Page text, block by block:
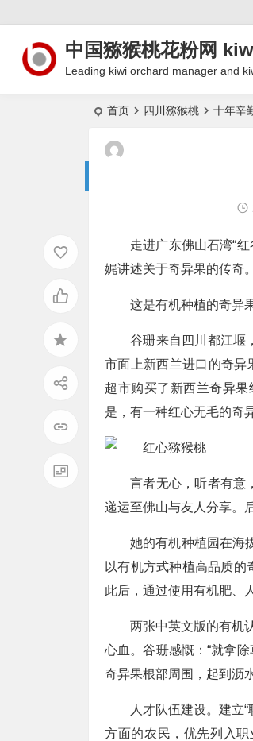
中国猕猴桃花粉网
Leading kiwi orchard manager and
首页 四川猕猴桃 十年辛
走进广东佛山石湾“
娓讲述关于奇异果的传奇。
这是有机种植的奇异
谷珊来自四川都江堰
市面上新西兰进口的奇异
超市购买了新西兰奇异
是，有一种红心无毛的奇
言者无心，听者有意
递运至佛山与友人分享。
她的有机种植园在海
以有机方式种植高品质的
此后，通过使用有机肥、
两张中英文版的有机
心血。谷珊感慨：“就拿
奇异果根部周围，起到沥
人才队伍建设。建立
方面的农民，优先列入